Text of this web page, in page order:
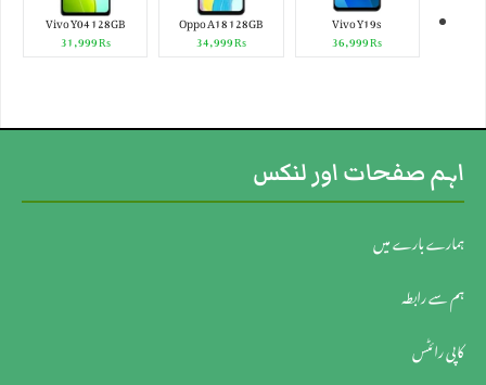
Vivo Y19s
₨ 36,999
Oppo A18 128GB
₨ 34,999
Vivo Y04 128GB
₨ 31,999
اہم صفحات اور لنکس
ہمارے بارے میں
ہم سے رابطہ
کاپی رائٹس